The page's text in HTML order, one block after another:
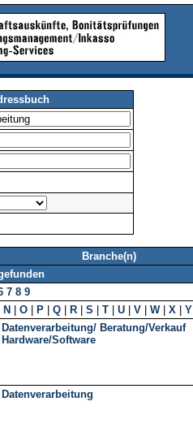
Branche(n)
7 8 9
N O P Q R S T U V W| X Y
Datenverarbeitung/ Beratung/Verkauf
Hardware/Software
Datenverarbeitung